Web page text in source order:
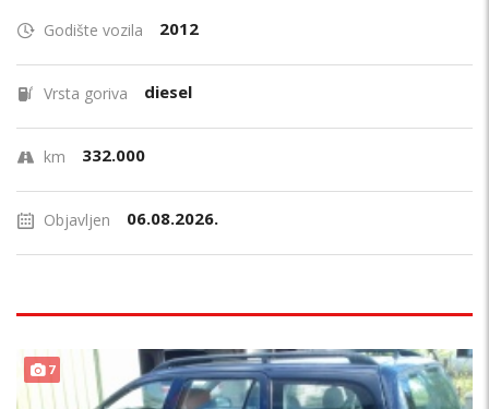
Godište vozila 2012
Vrsta goriva diesel
km 332.000
Objavljen 06.08.2026.
7 PRILIKA !